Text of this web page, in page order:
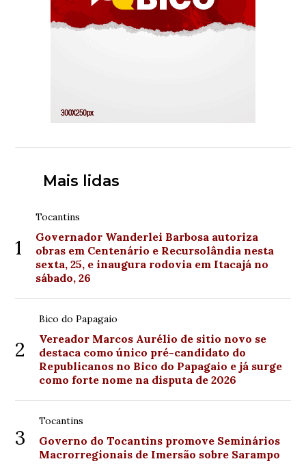
Mais lidas
1
Tocantins
Governador Wanderlei Barbosa autoriza
obras em Centenário e Recursolândia nesta
sexta, 25, e inaugura rodovia em Itacajá no
sábado, 26
2
Bico do Papagaio
Vereador Marcos Aurélio de sitio novo se
destaca como único pré-candidato do
Republicanos no Bico do Papagaio e já surge
como forte nome na disputa de 2026
3
Tocantins
Governo do Tocantins promove Seminários
Macrorregionais de Imersão sobre Sarampo